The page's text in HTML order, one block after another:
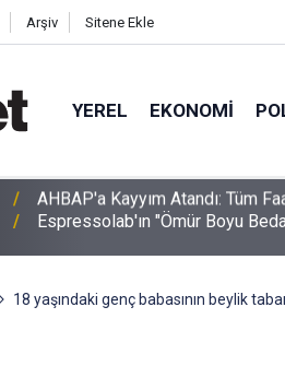
Arşiv Sitene Ekle
YEREL EKONOMI
Espressolab'ın "Ömür Boyu
18 yaşındaki genç babasının beylik